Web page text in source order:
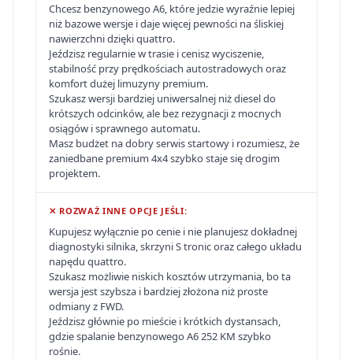
Chcesz benzynowego A6, które jedzie wyraźnie lepiej
niż bazowe wersje i daje więcej pewności na śliskiej
nawierzchni dzięki quattro.
Jeździsz regularnie w trasie i cenisz wyciszenie,
stabilność przy prędkościach autostradowych oraz
komfort dużej limuzyny premium.
Szukasz wersji bardziej uniwersalnej niż diesel do
krótszych odcinków, ale bez rezygnacji z mocnych
osiągów i sprawnego automatu.
Masz budżet na dobry serwis startowy i rozumiesz, że
zaniedbane premium 4x4 szybko staje się drogim
projektem.
✕ ROZWAŻ INNE OPCJE JEŚLI:
Kupujesz wyłącznie po cenie i nie planujesz dokładnej
diagnostyki silnika, skrzyni S tronic oraz całego układu
napędu quattro.
Szukasz możliwie niskich kosztów utrzymania, bo ta
wersja jest szybsza i bardziej złożona niż proste
odmiany z FWD.
Jeździsz głównie po mieście i krótkich dystansach,
gdzie spalanie benzynowego A6 252 KM szybko
rośnie.